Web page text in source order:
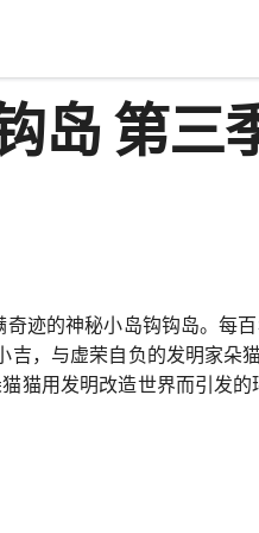
岛 第三
迹的神秘小岛钩钩岛。每
，与虚荣自负的发明家朵
猫用发明改造世界而引发的